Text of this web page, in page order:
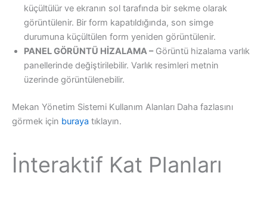
küçültülür ve ekranın sol tarafında bir sekme olarak
görüntülenir. Bir form kapatıldığında, son simge
durumuna küçültülen form yeniden görüntülenir.
PANEL GÖRÜNTÜ HİZALAMA –Görüntü hizalama varlık
panellerinde değiştirilebilir. Varlık resimleri metnin
üzerinde görüntülenebilir.
Mekan Yönetim Sistemi Kullanım Alanları Daha fazlasını
görmek için buraya tıklayın.
İnteraktif Kat Planları